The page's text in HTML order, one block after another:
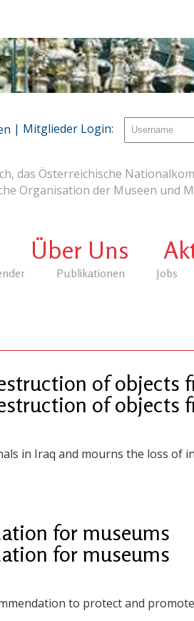
das Österreichische
Organisation der Museen und
Publikationen Jobs
Über Uns
| Mitglieder Login:
of objects
of objects
in Iraq and mourns the loss of
for museums
for museums
to protect and